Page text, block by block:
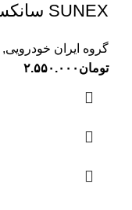
SUNEX سانکس
گروه ایران خودرویی,
تومان ۲.۵۵۰.۰۰۰